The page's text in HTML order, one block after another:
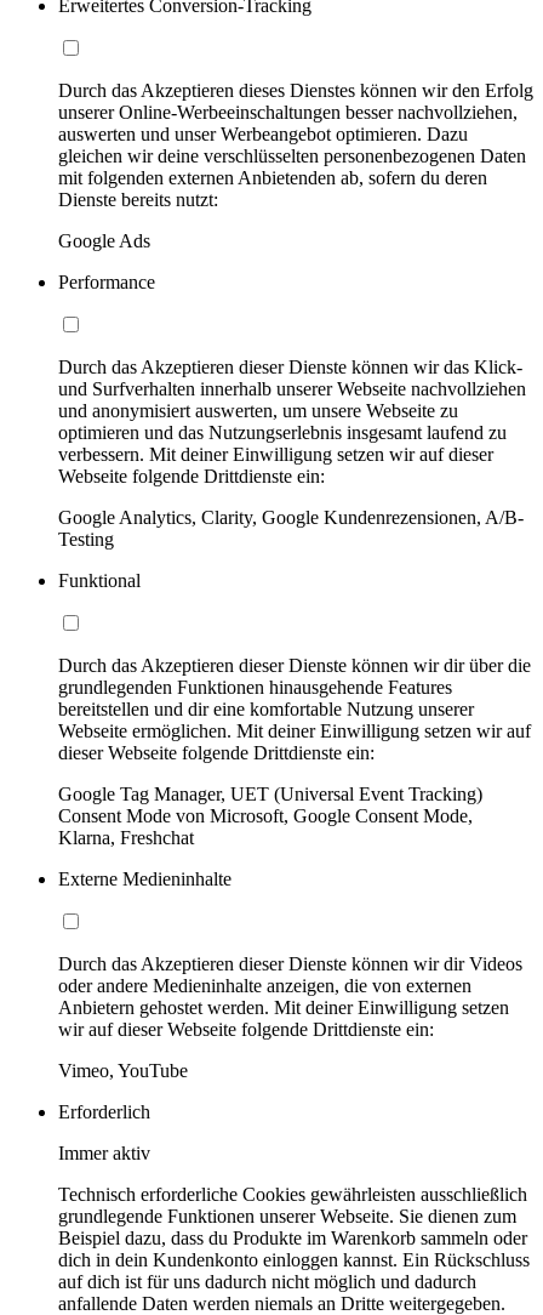
Erweitertes Conversion-Tracking
Durch das Akzeptieren dieses Dienstes können wir den Erfolg
unserer Online-Werbeeinschaltungen besser nachvollziehen,
auswerten und unser Werbeangebot optimieren. Dazu
gleichen wir deine verschlüsselten personenbezogenen Daten
mit folgenden externen Anbietenden ab, sofern du deren
Dienste bereits nutzt:
Google Ads
Performance
Durch das Akzeptieren dieser Dienste können wir das Klick-
und Surfverhalten innerhalb unserer Webseite nachvollziehen
und anonymisiert auswerten, um unsere Webseite zu
optimieren und das Nutzungserlebnis insgesamt laufend zu
verbessern. Mit deiner Einwilligung setzen wir auf dieser
Webseite folgende Drittdienste ein:
Google Analytics, Clarity, Google Kundenrezensionen, A/B-
Testing
Funktional
Durch das Akzeptieren dieser Dienste können wir dir über die
grundlegenden Funktionen hinausgehende Features
bereitstellen und dir eine komfortable Nutzung unserer
Webseite ermöglichen. Mit deiner Einwilligung setzen wir auf
dieser Webseite folgende Drittdienste ein:
Google Tag Manager, UET (Universal Event Tracking)
Consent Mode von Microsoft, Google Consent Mode,
Klarna, Freshchat
Externe Medieninhalte
Durch das Akzeptieren dieser Dienste können wir dir Videos
oder andere Medieninhalte anzeigen, die von externen
Anbietern gehostet werden. Mit deiner Einwilligung setzen
wir auf dieser Webseite folgende Drittdienste ein:
Vimeo, YouTube
Erforderlich
Immer aktiv
Technisch erforderliche Cookies gewährleisten ausschließlich
grundlegende Funktionen unserer Webseite. Sie dienen zum
Beispiel dazu, dass du Produkte im Warenkorb sammeln oder
dich in dein Kundenkonto einloggen kannst. Ein Rückschluss
auf dich ist für uns dadurch nicht möglich und dadurch
anfallende Daten werden niemals an Dritte weitergegeben.